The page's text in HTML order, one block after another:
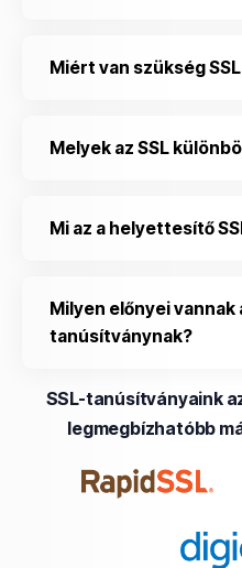
Miért van szükség
Melyek az SSL
Mi az a helyettesítő
Milyen előnyei vannak
tanúsítványnak?
SSL-tanúsítványaink
legmegbízhatóbb